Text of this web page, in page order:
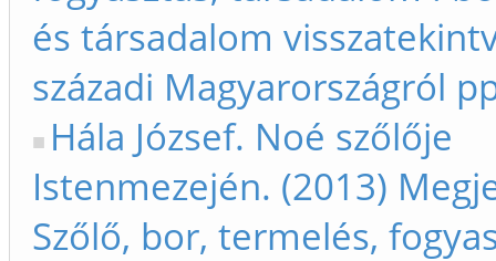
és társadalom
századi Magyarországról
Hála József. Noé szőlője
Istenmezején. (2013)
Szőlő, bor, termelés,